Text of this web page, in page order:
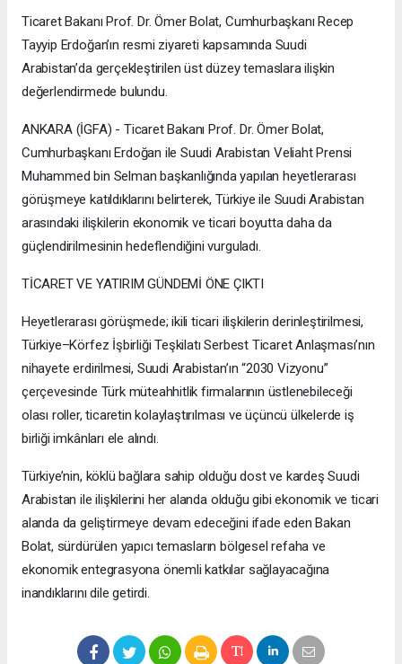
Ticaret Bakanı Prof. Dr. Ömer Bolat, Cumhurbaşkanı Recep
Tayyip Erdoğan’ın resmi ziyareti kapsamında Suudi
Arabistan’da gerçekleştirilen üst düzey temaslara ilişkin
değerlendirmede bulundu.
ANKARA (İGFA) - Ticaret Bakanı Prof. Dr. Ömer Bolat,
Cumhurbaşkanı Erdoğan ile Suudi Arabistan Veliaht Prensi
Muhammed bin Selman başkanlığında yapılan heyetlerarası
görüşmeye katıldıklarını belirterek, Türkiye ile Suudi Arabistan
arasındaki ilişkilerin ekonomik ve ticari boyutta daha da
güçlendirilmesinin hedeflendiğini vurguladı.
TİCARET VE YATIRIM GÜNDEMİ ÖNE ÇIKTI
Heyetlerarası görüşmede; ikili ticari ilişkilerin derinleştirilmesi,
Türkiye–Körfez İşbirliği Teşkilatı Serbest Ticaret Anlaşması’nın
nihayete erdirilmesi, Suudi Arabistan’ın “2030 Vizyonu”
çerçevesinde Türk müteahhitlik firmalarının üstlenebileceği
olası roller, ticaretin kolaylaştırılması ve üçüncü ülkelerde iş
birliği imkânları ele alındı.
Türkiye’nin, köklü bağlara sahip olduğu dost ve kardeş Suudi
Arabistan ile ilişkilerini her alanda olduğu gibi ekonomik ve ticari
alanda da geliştirmeye devam edeceğini ifade eden Bakan
Bolat, sürdürülen yapıcı temasların bölgesel refaha ve
ekonomik entegrasyona önemli katkılar sağlayacağına
inandıklarını dile getirdi.